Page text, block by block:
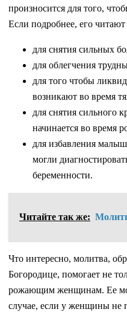
произносится для того,
Если подробнее, его
для снятия сильных
для облегчения
для того чтобы
возникают во время
для снятия сильного
начинается во время
для избавления
могли
беременности.
Читайте так же:
Что интересно, молитва,
Богородице, помогает не
рожающим женщинам. Ее
случае, если у женщины не